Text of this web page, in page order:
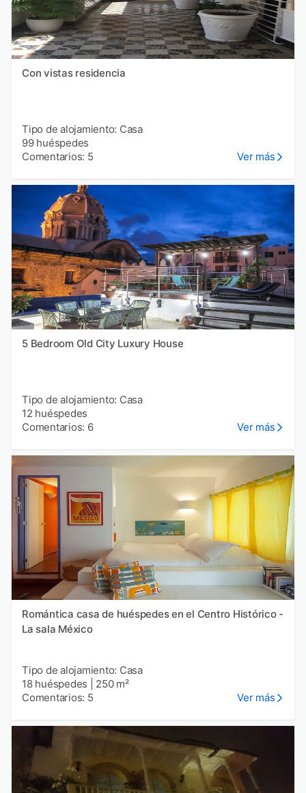
Con vistas residencia
Tipo de alojamiento: Casa
99 huéspedes
Comentarios: 5
Ver más
5 Bedroom Old City Luxury House
Tipo de alojamiento: Casa
12 huéspedes
Comentarios: 6
Ver más
Romántica casa de huéspedes en el Centro Histórico -
La sala México
Tipo de alojamiento: Casa
18 huéspedes
250 m²
Comentarios: 5
Ver más